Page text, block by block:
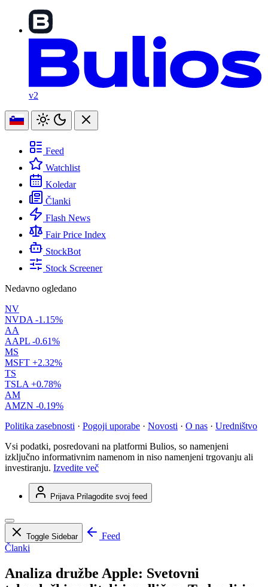
v2
Feed
Watchlist
Koledar
Članki
Flash News
Fair Price Index
StockBot
Stock Screener
Nedavno ogledano
NV
NVDA -1.15%
AA
AAPL -0.61%
MS
MSFT +2.32%
TS
TSLA +0.78%
AM
AMZN -0.19%
Politika zasebnosti · Pogoji uporabe · Novosti · O nas · Uredništvo
Vsi podatki, posredovani na platformi Bulios, so namenjeni
izključno informativnim namenom in niso namenjeni trgovanju ali
investiranju. Izvedite več
Prijava Prilagodite svoj feed
Toggle Sidebar
Feed
Članki
Analiza družbe Apple: Svetovni